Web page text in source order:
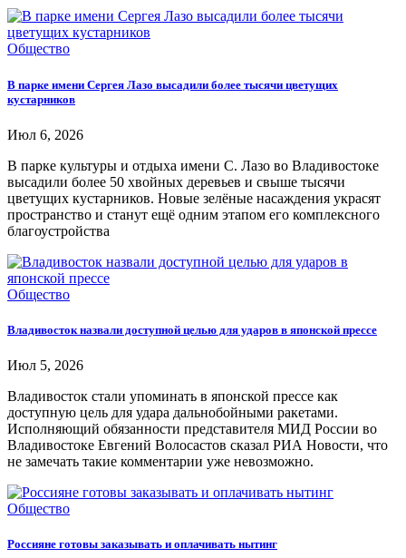
Общество
В парке имени Сергея Лазо высадили более тысячи цветущих
кустарников
Июл 6, 2026
В парке культуры и отдыха имени С. Лазо во Владивостоке
высадили более 50 хвойных деревьев и свыше тысячи
цветущих кустарников. Новые зелёные насаждения украсят
пространство и станут ещё одним этапом его комплексного
благоустройства
Общество
Владивосток назвали доступной целью для ударов в японской прессе
Июл 5, 2026
Владивосток стали упоминать в японской прессе как
доступную цель для удара дальнобойными ракетами.
Исполняющий обязанности представителя МИД России во
Владивостоке Евгений Волосастов сказал РИА Новости, что
не замечать такие комментарии уже невозможно.
Общество
Россияне готовы заказывать и оплачивать нытинг